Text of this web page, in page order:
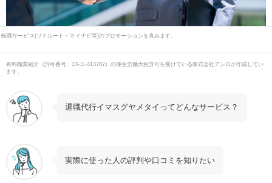
転職サービス(リクルート・マイナビ等)のプロモーションを含みます。
有料職業紹介（許可番号：13-ユ-313782）の厚生労働大臣許可を受けている株式会社アシロが作成してい
ます。
退職代行イマスグヤメタイってどんなサービス？
実際に使った人の評判や口コミを知りたい